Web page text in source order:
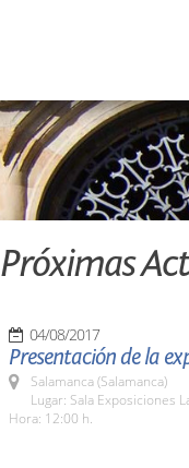
Próximas
04/08/2017
Presentación de la
Salamanca (Salamanca)
Lugar: Sala Exposiciones
Hora: 12:00 h.